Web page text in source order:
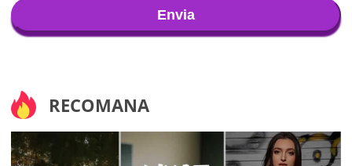
Envia
RECOMANA